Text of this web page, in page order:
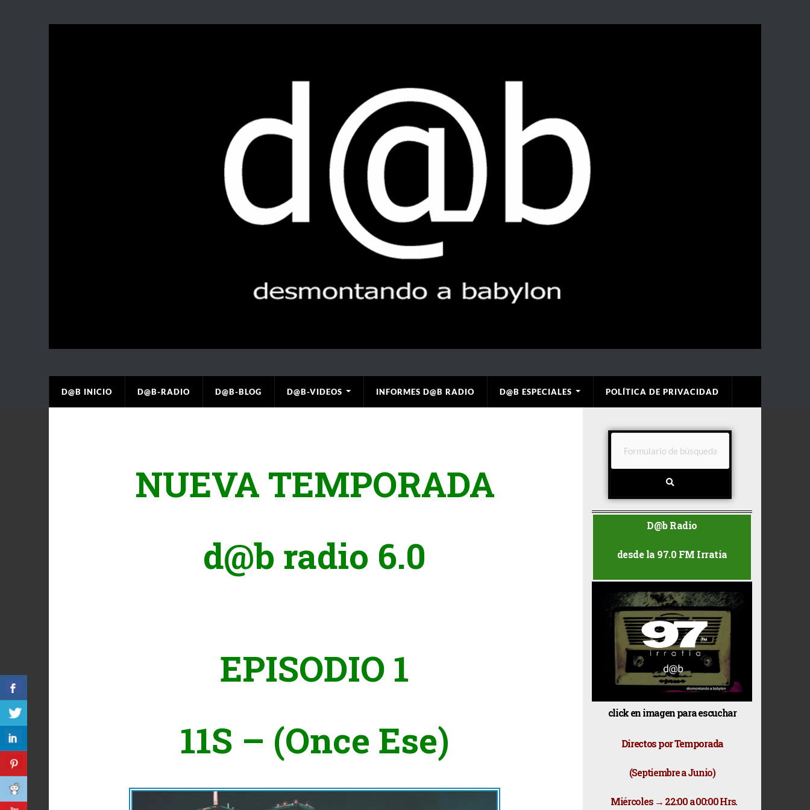
D@B INICIO D@B-RADIO D@B-BLOG D@B-VIDEOS INFORMES D@B RADIO D@B ESPECIALES POLÍTICA DE PRIVACIDAD
NUEVA TEMPORADA
d@b radio 6.0
EPISODIO 1
11S – (Once Ese)
D@b Radio
desde la 97.0 FM Irratia
click en imagen para escuchar
Directos por Temporada
(Septiembre a Junio)
Miércoles → 22:00 a 00:00 Hrs.